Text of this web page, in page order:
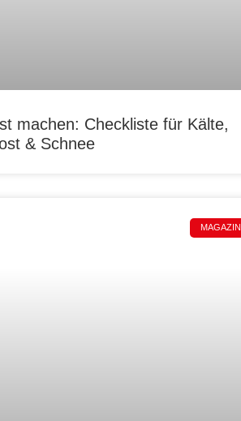
machen: Checkliste für Kälte,
& Schnee
MAGAZIN